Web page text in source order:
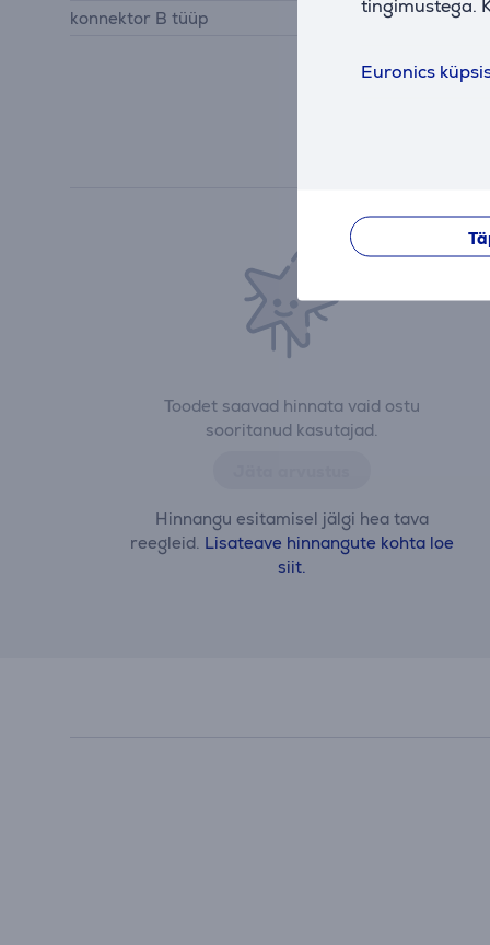
tingimustega.
Euronics
konnektor B tüüp
pesa
Toodet saavad hinnata vaid ostu
sooritanud kasutajad.
Hinnangu esitamisel jälgi hea tava
reegleid. Lisateave hinnangute kohta loe
siit.